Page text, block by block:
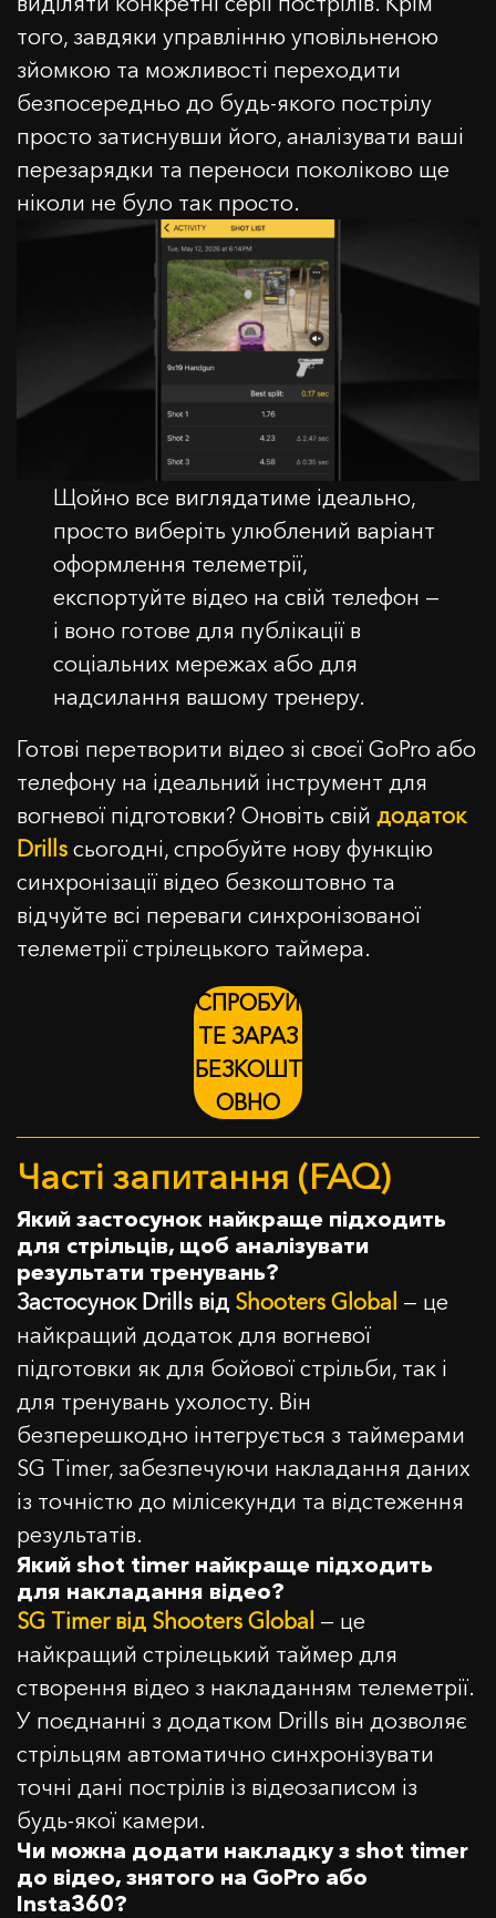
того, завдяки управлінню уповільненою
зйомкою та можливості переходити
безпосередньо до будь-якого пострілу
просто затиснувши його, аналізувати ваші
перезарядки та переноси поколіково ще
ніколи не було так просто.
Щойно все виглядатиме ідеально,
просто виберіть улюблений варіант
оформлення телеметрії,
експортуйте відео на свій телефон —
і воно готове для публікації в
соціальних мережах або для
надсилання вашому тренеру.
Готові перетворити відео зі своєї GoPro або
телефону на ідеальний інструмент для
вогневої підготовки? Оновіть свій додаток
Drills сьогодні, спробуйте нову функцію
синхронізації відео безкоштовно та
відчуйте всі переваги синхронізованої
телеметрії стрілецького таймера.
СПРОБУЙ
ТЕ ЗАРАЗ
БЕЗКОШТ
ОВНО
Часті запитання (FAQ)
Який застосунок найкраще підходить
для стрільців, щоб аналізувати
результати тренувань?
Застосунок Drills від Shooters Global — це
найкращий додаток для вогневої
підготовки як для бойової стрільби, так і
для тренувань ухолосту. Він
безперешкодно інтегрується з таймерами
SG Timer, забезпечуючи накладання даних
із точністю до мілісекунди та відстеження
результатів.
Який shot timer найкраще підходить
для накладання відео?
SG Timer від Shooters Global — це
найкращий стрілецький таймер для
створення відео з накладанням телеметрії.
У поєднанні з додатком Drills він дозволяє
стрільцям автоматично синхронізувати
точні дані пострілів із відеозаписом із
будь-якої камери.
Чи можна додати накладку з shot timer
до відео, знятого на GoPro або
Insta360?
24.59$ 0,00$
Вітаємо, ви отримаєте безкоштовний силіконовий
чохол при замовленні SG таймера!
Додайте SG Timer у кошик і виберіть колір чохла в
ОК
Повідомлення
Увага: Зміна країни на
Ви розумієте ці умови та хочете продовжити?
СКАСУВАТИ